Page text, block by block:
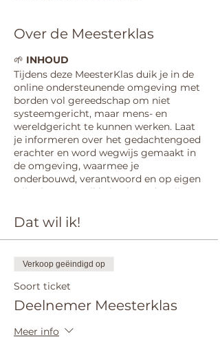
Over de Meesterklas
🌱 INHOUD
Tijdens deze MeesterKlas duik je in de
online ondersteunende omgeving met
borden vol gereedschap om niet
systeemgericht, maar mens- en
wereldgericht te kunnen werken. Laat
je informeren over het gedachtengoed
erachter en word wegwijs gemaakt in
de omgeving, waarmee je
onderbouwd, verantwoord en op eigen
wijze kunt ontwikkelen in onderwijs
methode. Ook is er ruimte voor het
stellen van vragen.
🌱VOOR WIE
In deze Meesterklas zijn professionals
welkom die werkzaam zijn op een
school of kindcentrum (PO - SBO - SO)
die niet systeemgericht, maar mens-
en wereldgericht willen werken en
behoefte hebben aan ondersteunend
Dat wil ik!
Verkoop geëindigd op
Soort ticket
Deelnemer Meesterklas
Meer info